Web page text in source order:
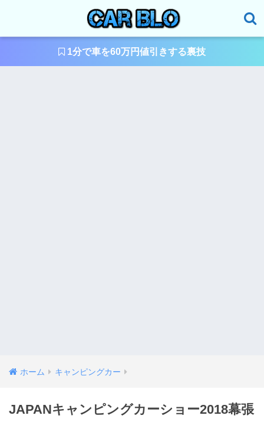
1分で車を60万円値引きする裏技
ホーム キャンピングカー
JAPANキャンピングカーショー2018幕張